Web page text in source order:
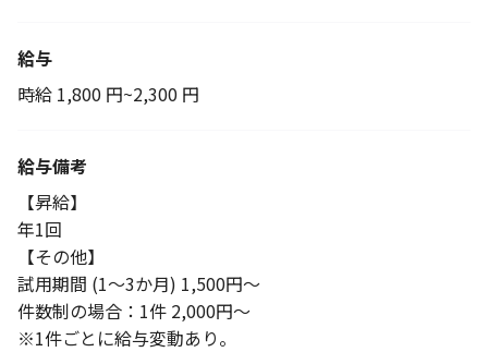
給与
時給 1,800 円~2,300 円
給与備考
【昇給】
年1回
【その他】
試用期間 (1～3か月) 1,500円～
件数制の場合：1件 2,000円～
※1件ごとに給与変動あり。